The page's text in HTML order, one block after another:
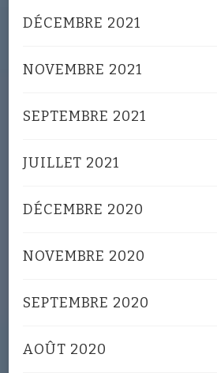
DÉCEMBRE 2021
NOVEMBRE 2021
SEPTEMBRE 2021
JUILLET 2021
DÉCEMBRE 2020
NOVEMBRE 2020
SEPTEMBRE 2020
AOÛT 2020